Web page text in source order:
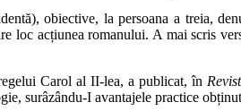
obiective, la persoana a treia,
loc acțiunea romanului. A mai scris
Carol al II-lea, a publicat, în
surâzându-I avantajele practice